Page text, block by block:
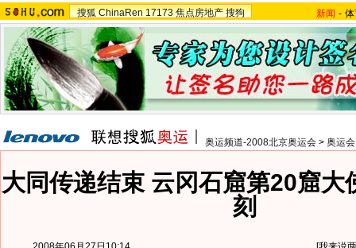
搜狐 ChinaRen 17173 焦点房地产 搜狗 新闻 -
奥运频道-2008北京奥运会 > 奥运
大同传递结束 云冈石窟第20窟大
刻